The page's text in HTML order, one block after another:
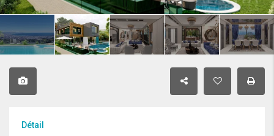
Détail